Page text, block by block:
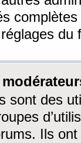
du
sont des
Ils ont